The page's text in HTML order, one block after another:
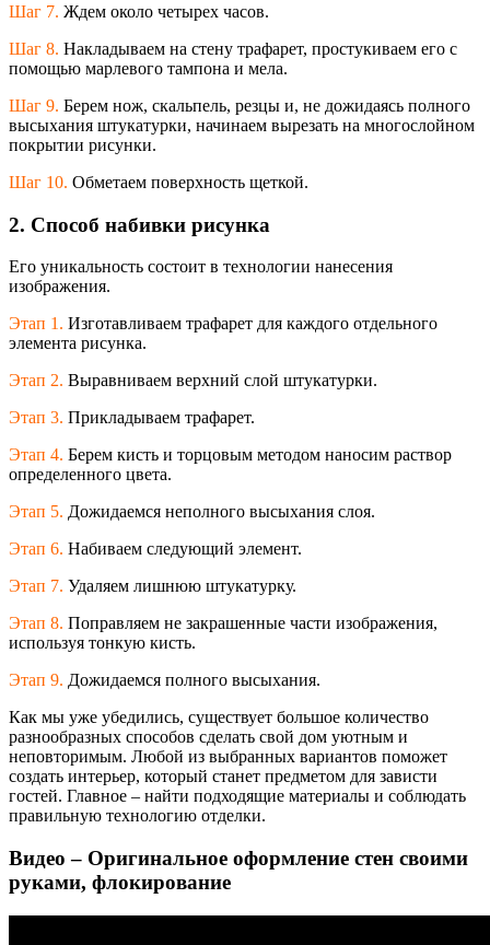
Шаг 7. Ждем около четырех часов.
Шаг 8. Накладываем на стену трафарет, простукиваем его с
помощью марлевого тампона и мела.
Шаг 9. Берем нож, скальпель, резцы и, не дожидаясь полного
высыхания штукатурки, начинаем вырезать на многослойном
покрытии рисунки.
Шаг 10. Обметаем поверхность щеткой.
2. Способ набивки рисунка
Его уникальность состоит в технологии нанесения
изображения.
Этап 1. Изготавливаем трафарет для каждого отдельного
элемента рисунка.
Этап 2. Выравниваем верхний слой штукатурки.
Этап 3. Прикладываем трафарет.
Этап 4. Берем кисть и торцовым методом наносим раствор
определенного цвета.
Этап 5. Дожидаемся неполного высыхания слоя.
Этап 6. Набиваем следующий элемент.
Этап 7. Удаляем лишнюю штукатурку.
Этап 8. Поправляем не закрашенные части изображения,
используя тонкую кисть.
Этап 9. Дожидаемся полного высыхания.
Как мы уже убедились, существует большое количество
разнообразных способов сделать свой дом уютным и
неповторимым. Любой из выбранных вариантов поможет
создать интерьер, который станет предметом для зависти
гостей. Главное – найти подходящие материалы и соблюдать
правильную технологию отделки.
Видео – Оригинальное оформление стен своими
руками, флокирование